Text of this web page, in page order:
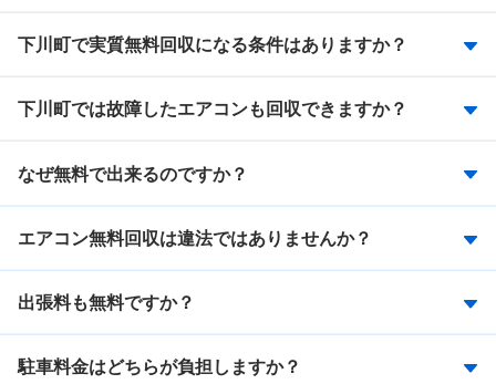
下川町で実質無料回収になる条件はありますか？
下川町では故障したエアコンも回収できますか？
なぜ無料で出来るのですか？
エアコン無料回収は違法ではありませんか？
出張料も無料ですか？
駐車料金はどちらが負担しますか？